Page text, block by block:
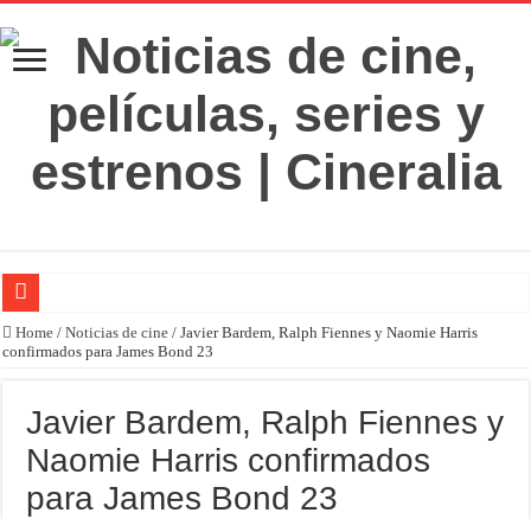
‘El Diablo se viste de Prada 2’. Desaparece la magia
‘La Asistenta’. Dúo perfecto
Crítica de Spider-Man: Brand new day. Un gran poder conlleva una gran película
Home / Noticias de cine / Javier Bardem, Ralph Fiennes y Naomie Harris
confirmados para James Bond 23
Javier Bardem, Ralph Fiennes y
Naomie Harris confirmados
para James Bond 23